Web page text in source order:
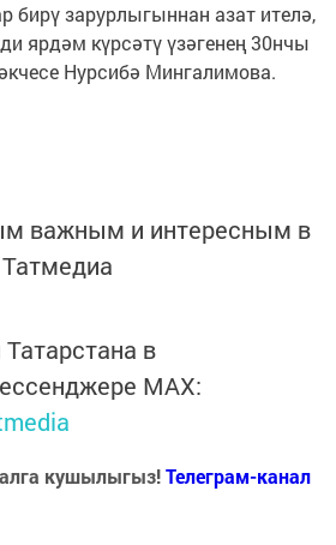
бирү зарурлыгыннан азат ителә,
ярдәм күрсәтү үзәгенең 30нчы
Нурсибә Мингалимова.
важным и интересным в
Татмедиа
в
MАХ:
кушылыгыз!Телеграм-канал